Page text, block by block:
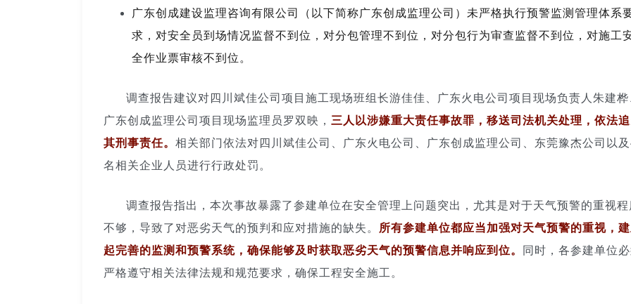
广东创成建设监理咨询有限公司（以下简称广东创成监理公司）未严格执行预警监测管理体系
求，对安全员到场情况监督不到位，对分包管理不到位，对分包行为审查监督不到位，对施工
全作业票审核不到位。
调查报告建议对四川斌佳公司项目施工现场班组长游佳佳、广东火电公司项目现场负责人朱建桦
广东创成监理公司项目现场监理员罗双映， 三人以涉嫌重大责任事故罪 ，移送司法机关处理， 依法
其刑事责任。 相关部门依法对四川斌佳公司、广东火电公司、广东创成监理公司、东莞豫杰公司以
名相关企业人员进行行政处罚。
调查报告指出，本次事故暴露了参建单位在安全管理上问题突出，尤其是对于天气预警的重视程
不够，导致了对恶劣天气的预判和应对措施的缺失。 所有参建单位都应当加强对天气预警的重视，
起完善的监测和预警系统，确保能够及时获取恶劣天气的预警信息并响应到位。
同时，各参建单位
严格遵守相关法律法规和规范要求，确保工程安全施工。